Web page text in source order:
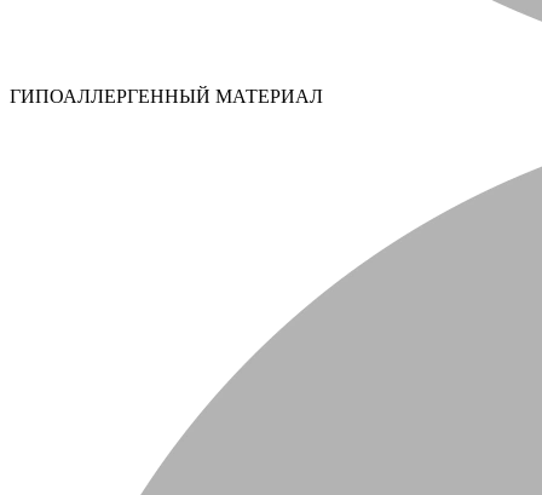
ГИПОАЛЛЕРГЕННЫЙ МАТЕРИАЛ